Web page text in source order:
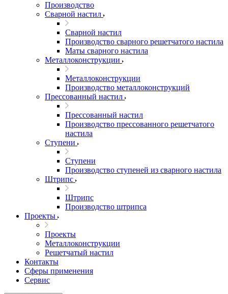
Производство
Сварной настил
Сварной настил
Производство сварного решетчатого настила
Маты сварного настила
Металлоконструкции
Металлоконструкции
Производство металлоконструкций
Прессованный настил
Прессованный настил
Производство прессованного решетчатого
настила
Ступени
Ступени
Производство ступеней из сварного настила
Штрипс
Штрипс
Производство штрипса
Проекты
Проекты
Металлоконструкции
Решетчатый настил
Контакты
Сферы применения
Сервис